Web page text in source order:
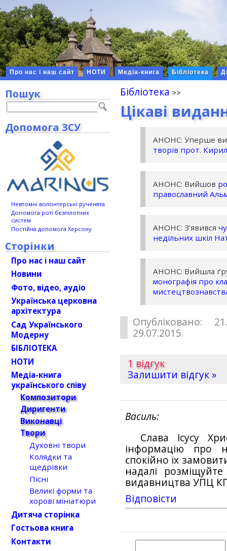
Про нас і наш сайт НОТИ Медіа-книга Бібліотека
Бібліотека
Цікаві
АНОНС: Уперше
творів прот.
АНОНС: Вийшов
православний
АНОНС: З’явився
недільних шкіл
АНОНС: Вийшла
монографія про
Опубліковано:
29.07.2015.
1 відгук
Залишити відгук »
Василь
Слава Ісусу
інформацію про
спокійно їх
надалі
видавництва УПЦ
Відповіcти
Пошук
Допомога ЗСУ
Невтомні волонтерські рученята
Допомога роті безпілотних
систем
Постійна допомога Херсону
Сторінки
Про нас і наш сайт
Новини
Фото, відео, аудіо
Українська церковна
архітектура
Сад Українського
Модерну
БІБЛІОТЕКА
НОТИ
Медіа-книга
українського співу
Композитори
Диригенти
Виконавці
Твори
Духовні твори
Колядки та
щедрівки
Пісні
Великі форми та
хорові мініатюри
Дитяча сторінка
Гостьова книга
Контакти